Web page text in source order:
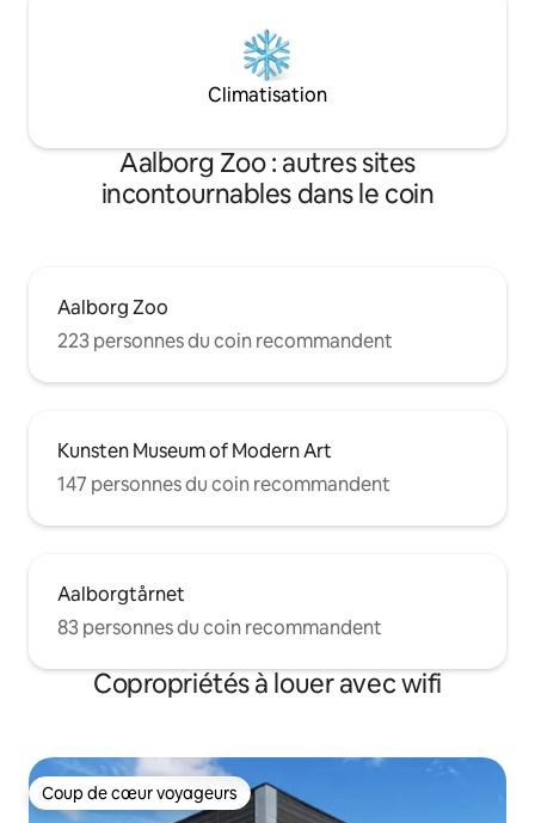
Climatisation
Aalborg Zoo : autres sites
incontournables dans le coin
Aalborg Zoo
223 personnes du coin recommandent
Kunsten Museum of Modern Art
147 personnes du coin recommandent
Aalborgtårnet
83 personnes du coin recommandent
Copropriétés à louer avec wifi
Coup de cœur voyageurs
Coup de cœur voyageurs